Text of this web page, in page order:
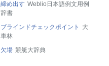
締め出す Weblio日本語例文用例
辞書
ブラインドチェックポイント
大
車林
欠場 競艇大辞典